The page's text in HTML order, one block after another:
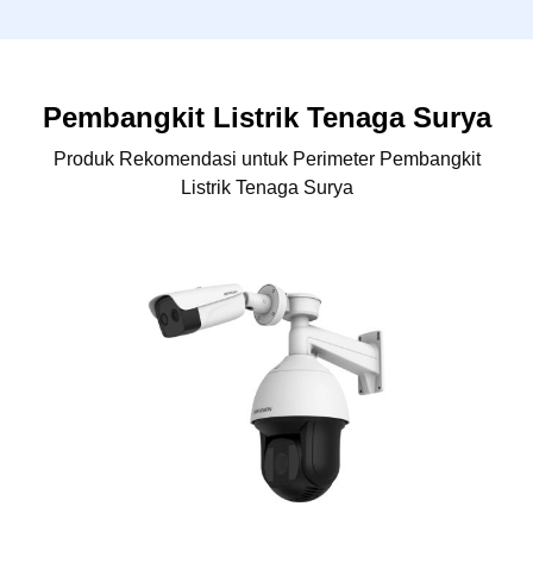
Pembangkit Listrik Tenaga Surya
Produk Rekomendasi untuk Perimeter Pembangkit
Listrik Tenaga Surya